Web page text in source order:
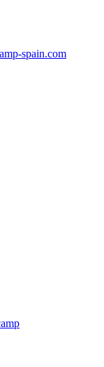
spain.com